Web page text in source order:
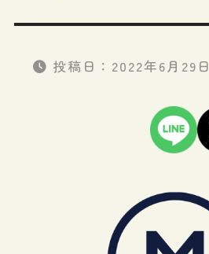
投稿日： 2022年6月29日